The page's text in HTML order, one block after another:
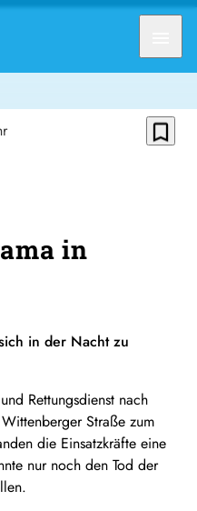
bookmark_border
in
in der Nacht zu
Rettungsdienst nach
Straße zum
die Einsatzkräfte eine
nur noch den Tod der